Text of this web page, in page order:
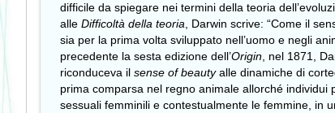
difficile da spiegare nei termini della teoria
alle Difficoltà della teoria , Darwin scrive: “Come il
sia per la prima volta sviluppato nell’uomo e negli
precedente la sesta edizione dell’Origin , nel 1871,
riconduceva il sense of beauty alle dinamiche di
prima comparsa nel regno animale allorché
sessuali femminili e contestualmente le femmine, in